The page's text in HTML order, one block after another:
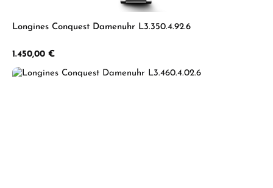
Longines Conquest Damenuhr L3.350.4.92.6
Regulärer Preis:
1.450,00 €